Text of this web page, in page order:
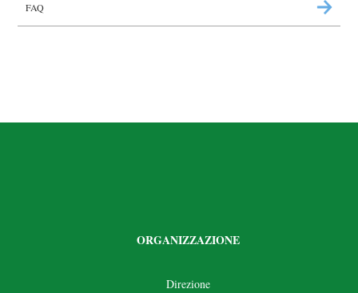
FAQ
ORGANIZZAZIONE
Direzione